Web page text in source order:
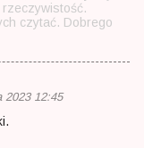
czytać. Dobrego
2023 12:45